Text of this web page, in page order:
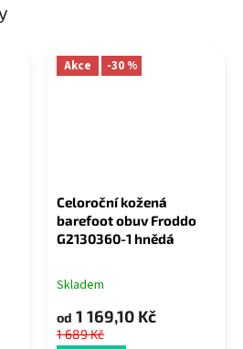
Akce -30 %
Celoroční kožená
barefoot obuv Froddo
G2130360-1 hnědá
Skladem
od 1 169,10 Kč
1 689 Kč